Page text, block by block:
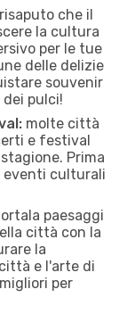
che il
la cultura
per le tue
delle delizie
souvenir
pulci!
molte città
e festival
Prima
eventi culturali
paesaggi
città con la
la
e l'arte di
per